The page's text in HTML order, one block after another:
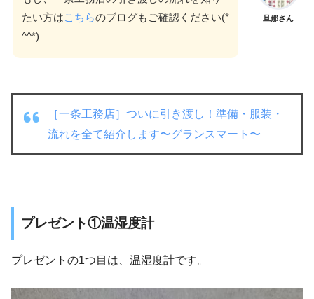
旦那さん
たい方はこちらのブログもご確認ください(*
^^*)
［一条工務店］ついに引き渡し！準備・服装・
流れを全て紹介します〜グランスマート〜
プレゼント①温湿度計
プレゼントの1つ目は、温湿度計です。